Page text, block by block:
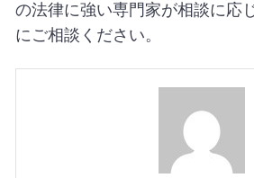
の法律に強い専門家が相談に応
にご相談ください。